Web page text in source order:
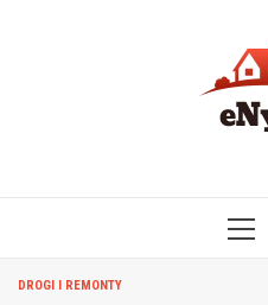
DROGI I REMONTY